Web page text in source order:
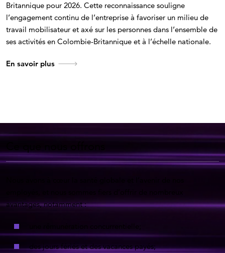
Britannique pour 2026. Cette reconnaissance souligne
l’engagement continu de l’entreprise à favoriser un milieu de
travail mobilisateur et axé sur les personnes dans l’ensemble de
ses activités en Colombie-Britannique et à l’échelle nationale.
En savoir plus
avantages, notamment :
des jours fériés et des vacances payés;